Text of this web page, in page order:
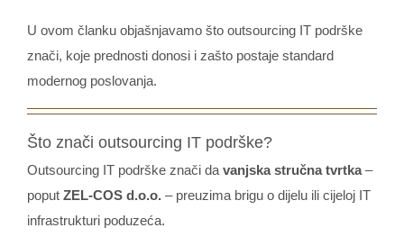
U ovom članku objašnjavamo što outsourcing IT podrške
znači, koje prednosti donosi i zašto postaje standard
modernog poslovanja.
Što znači outsourcing IT podrške?
Outsourcing IT podrške znači da vanjska stručna tvrtka–
poput ZEL-COS d.o.o. – preuzima brigu o dijelu ili cijeloj IT
infrastrukturi poduzeća.